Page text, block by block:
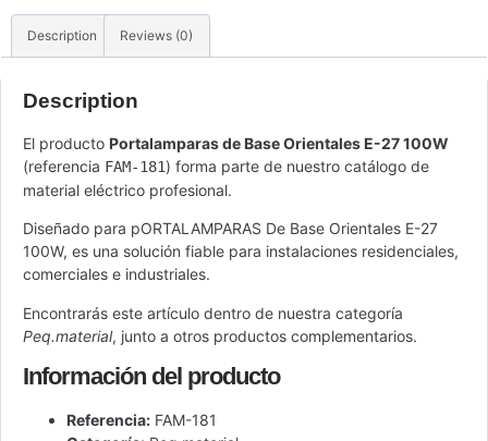
Description Reviews (0)
Description
El producto Portalamparas de Base Orientales E-27 100W
(referencia FAM-181) forma parte de nuestro catálogo de
material eléctrico profesional.
Diseñado para pORTALAMPARAS De Base Orientales E-27
100W, es una solución fiable para instalaciones residenciales,
comerciales e industriales.
Encontrarás este artículo dentro de nuestra categoría
Peq.material, junto a otros productos complementarios.
Información del producto
Referencia: FAM-181